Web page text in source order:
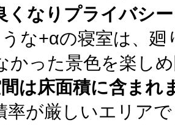
くなりプライバシ
うな+αの寝室は、
かった景色を楽し
は床面積に含まれ
率が厳しいエリア